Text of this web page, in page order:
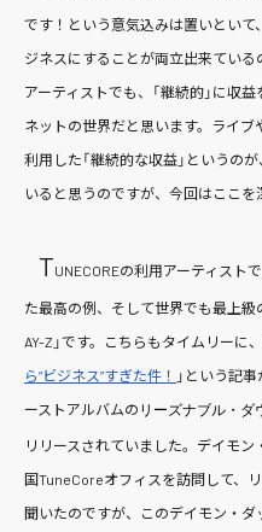
です！という意気込みは置いとい
ジネスにすることが両立出来ている
アーティストでも、「継続的」に収
ネットの世界だと思います。ライ
利用した「継続的な収益」というの
いると思うのですが、今回はここを
TUNECOREの利用アーティスト
た最高の例、そして世界でも最上級
AY-Z」です。こちらもタイムリーに、
ら”ビジネス”すぎた件！ 」という記
ーストアルバムの リーズナブル・ダ
リリースされていました。デイモ
国TuneCoreオフィスを訪問して、
聞いたのですが、このデイモン・